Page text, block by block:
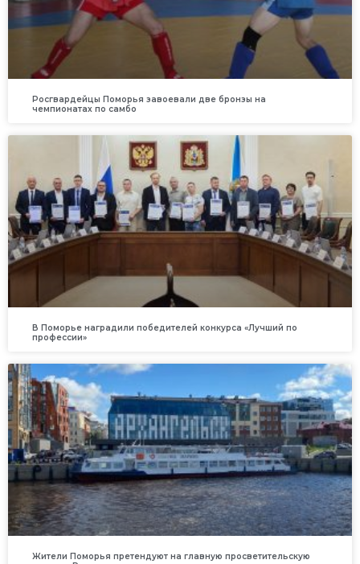
Росгвардейцы Поморья завоевали две бронзы на
чемпионатах по самбо
В Поморье наградили победителей конкурса «Лучший по
профессии»
Жители Поморья претендуют на главную просветительскую